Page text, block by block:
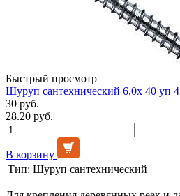
Быстрый просмотр
Шуруп сантехнический 6,0х 40 уп
30 руб.
28.20 руб.
В корзину
Тип: Шуруп сантехнический